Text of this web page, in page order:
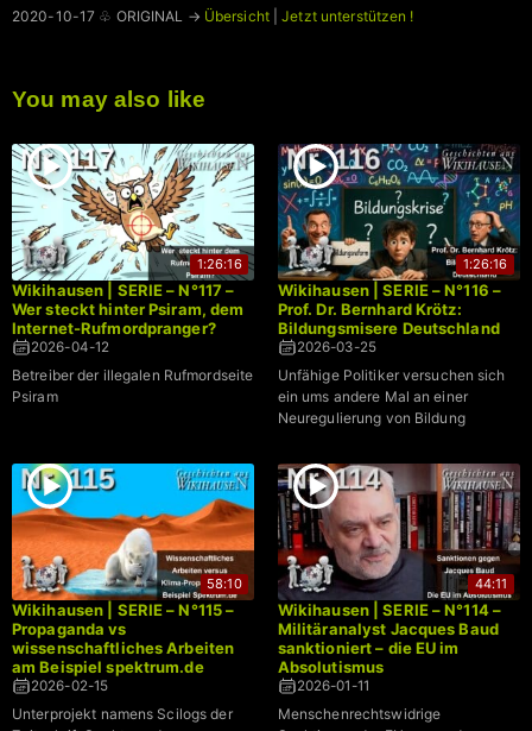
2020-10-17 ♧ ORIGINAL → Übersicht|Jetzt unterstützen !
You may also like
1:26:16
Wikihausen | SERIE – N°117 –
Wer steckt hinter Psiram, dem
Internet-Rufmordpranger?
2026-04-12
Betreiber der illegalen Rufmordseite
Psiram
1:26:16
Wikihausen | SERIE – N°116 –
Prof. Dr. Bernhard Krötz:
Bildungsmisere Deutschland
2026-03-25
Unfähige Politiker versuchen sich
ein ums andere Mal an einer
Neuregulierung von Bildung
58:10
Wikihausen | SERIE – N°115 –
Propaganda vs
wissenschaftliches Arbeiten
am Beispiel spektrum.de
2026-02-15
Unterprojekt namens Scilogs der
44:11
Wikihausen | SERIE – N°114 –
Militäranalyst Jacques Baud
sanktioniert – die EU im
Absolutismus
2026-01-11
Menschenrechtswidrige